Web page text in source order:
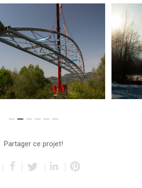
Partager ce projet!